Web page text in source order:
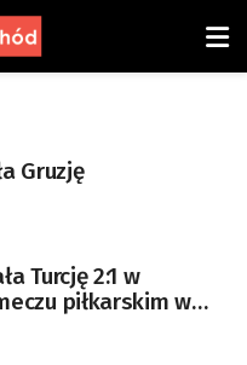
Gruzję
Turcję 2:1 w
piłkarskim w